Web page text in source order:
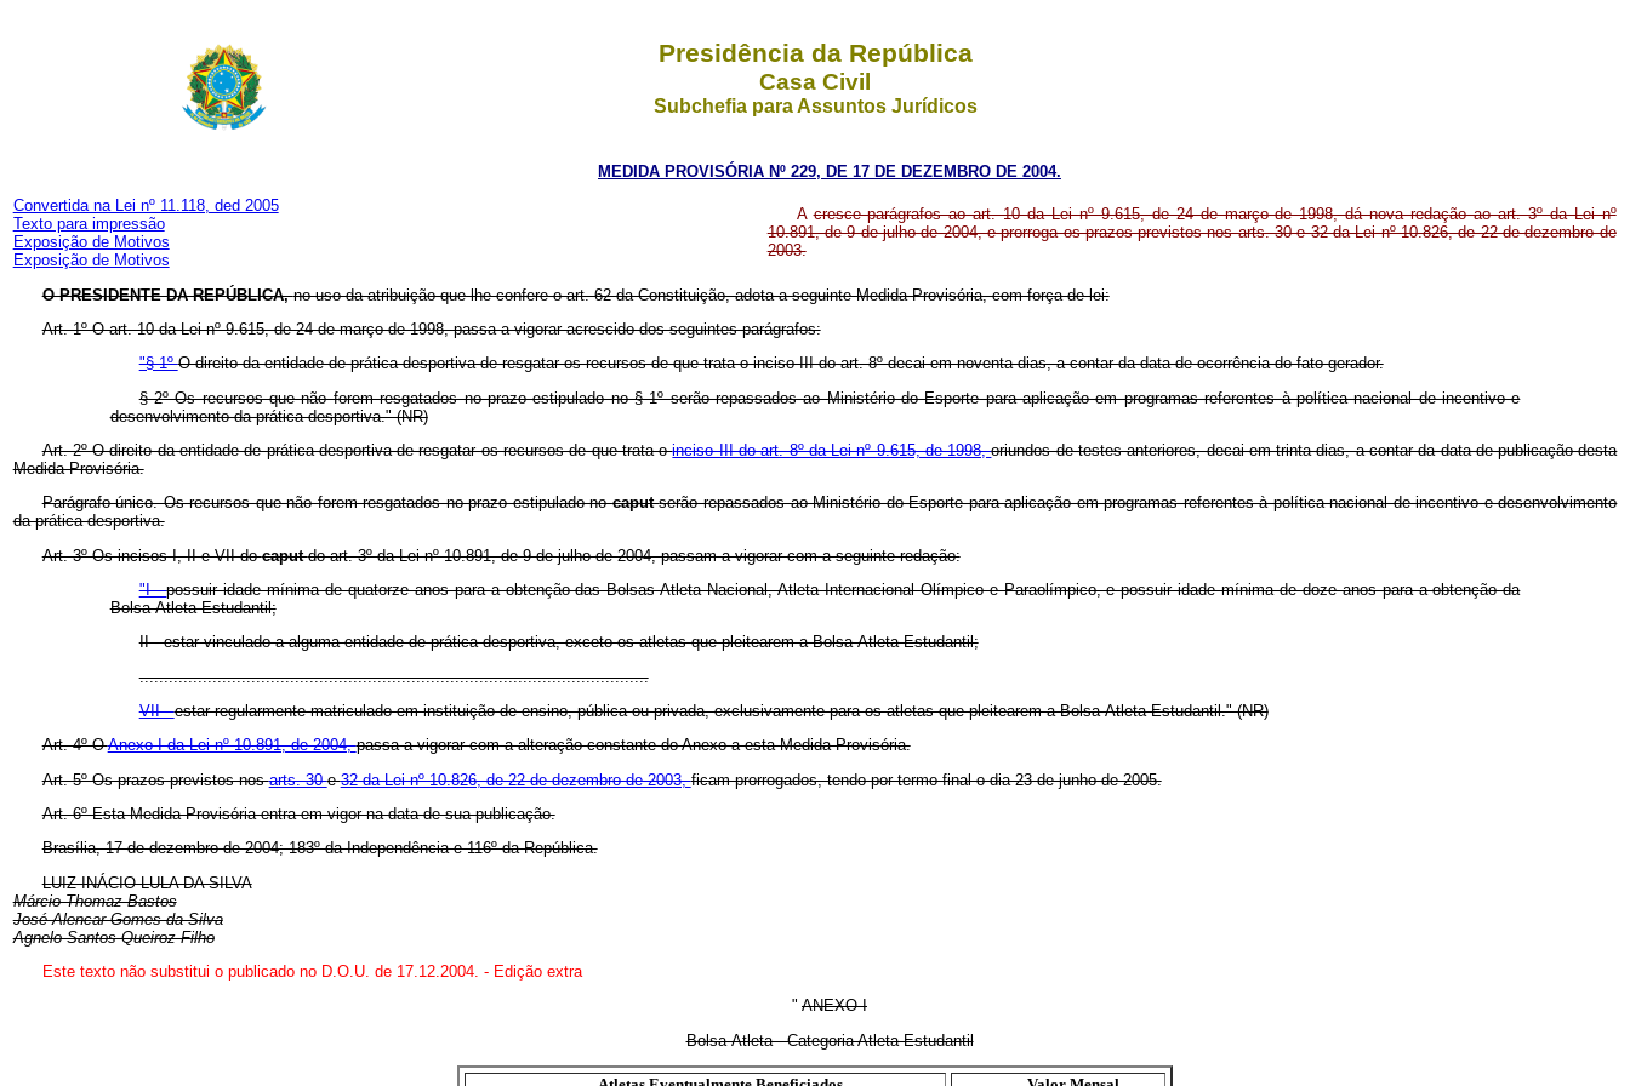
Presidência da República
Casa Civil
Subchefia para Assuntos Jurídicos
MEDIDA PROVISÓRIA Nº 229, DE 17 DE DEZEMBRO DE 2004.
Convertida na Lei nº 11.118, ded 2005
Texto para impressão
Exposição de Motivos
Exposição de Motivos
Acresce parágrafos ao art. 10 da Lei nº 9.615, de 24 de março de 1998, dá nova redação ao art. 3º da Lei nº
10.891, de 9 de julho de 2004, e prorroga os prazos previstos nos arts. 30 e 32 da Lei nº 10.826, de 22 de dezembro de
2003.
O PRESIDENTE DA REPÚBLICA,no uso da atribuição que lhe confere o art. 62 da Constituição, adota a seguinte Medida Provisória, com força de lei:
Art. 1º O art. 10 da Lei nº 9.615, de 24 de março de 1998, passa a vigorar acrescido dos seguintes parágrafos:
"§ 1ºO direito da entidade de prática desportiva de resgatar os recursos de que trata o inciso III do art. 8º decai em noventa dias, a contar da data de ocorrência do fato gerador.
§ 2º Os recursos que não forem resgatados no prazo estipulado no § 1º serão repassados ao Ministério do Esporte para aplicação em programas referentes à política nacional de incentivo e
desenvolvimento da prática desportiva." (NR)
Art. 2º O direito da entidade de prática desportiva de resgatar os recursos de que trata oinciso III do art. 8º da Lei nº 9.615, de 1998,oriundos de testes anteriores, decai em trinta dias, a contar da data de publicação desta
Medida Provisória.
Parágrafo único. Os recursos que não forem resgatados no prazo estipulado nocaputserão repassados ao Ministério do Esporte para aplicação em programas referentes à política nacional de incentivo e desenvolvimento
da prática desportiva.
Art. 3º Os incisos I, II e VII docaputdo art. 3º da Lei nº 10.891, de 9 de julho de 2004, passam a vigorar com a seguinte redação:
"I -possuir idade mínima de quatorze anos para a obtenção das Bolsas Atleta Nacional, Atleta Internacional Olímpico e Paraolímpico, e possuir idade mínima de doze anos para a obtenção da
Bolsa-Atleta Estudantil;
II - estar vinculado a alguma entidade de prática desportiva, exceto os atletas que pleitearem a Bolsa-Atleta Estudantil;
.........................................................................................................
VII -estar regularmente matriculado em instituição de ensino, pública ou privada, exclusivamente para os atletas que pleitearem a Bolsa-Atleta Estudantil." (NR)
Art. 4º OAnexo I da Lei nº 10.891, de 2004,passa a vigorar com a alteração constante do Anexo a esta Medida Provisória.
Art. 5º Os prazos previstos nosarts. 30e32 da Lei nº 10.826, de 22 de dezembro de 2003,ficam prorrogados, tendo por termo final o dia 23 de junho de 2005.
Art. 6º Esta Medida Provisória entra em vigor na data de sua publicação.
Brasília, 17 de dezembro de 2004; 183º da Independência e 116º da República.
LUIZ INÁCIO LULA DA SILVA
Márcio Thomaz Bastos
José Alencar Gomes da Silva
Agnelo Santos Queiroz Filho
Este texto não substitui o publicado no D.O.U. de 17.12.2004. - Edição extra
" ANEXO I
Bolsa-Atleta - Categoria Atleta Estudantil